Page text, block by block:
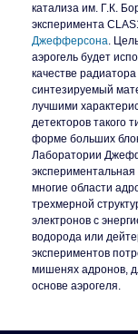
катализа им. Г.К.
эксперимента CLAS
Джефферсона .
аэрогель будет
качестве
синтезируемый
лучшими
детекторов такого
форме больших
Лаборатории
многие области
трехмерной
электронов с
водорода или
экспериментов
мишенях адронов,
основе аэрогеля.